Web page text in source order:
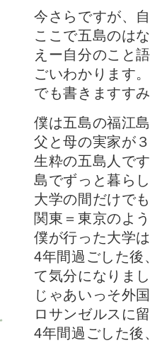
今さらですが、
ここで五島のは
えー自分のこと
ごいわかります
でも書きますす
僕は五島の福江
父と母の実家が
生粋の五島人で
島でずっと暮ら
大学の間だけで
関東＝東京のよ
僕が行った大学
4年間過ごした後
て気分になりま
じゃあいっそ外
ロサンゼルスに
4年間過ごした後